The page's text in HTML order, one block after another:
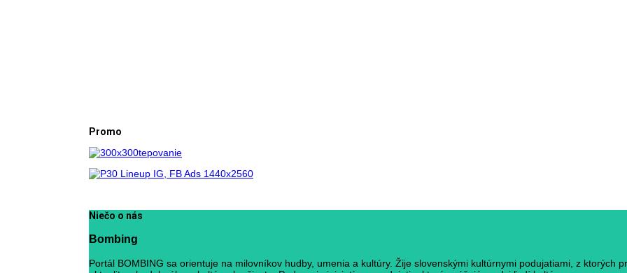
Promo
Niečo o nás
Bombing
Portál BOMBING sa orientuje na milovníkov hudby, umenia a kultúry. Žije slovenskými kultúrnymi podujatiami, z ktorých